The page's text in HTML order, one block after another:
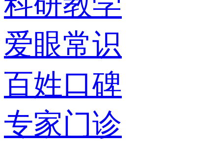
爱眼常识
百姓口碑
专家门诊